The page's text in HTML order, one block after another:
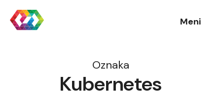
Meni
Oznaka
Kubernetes